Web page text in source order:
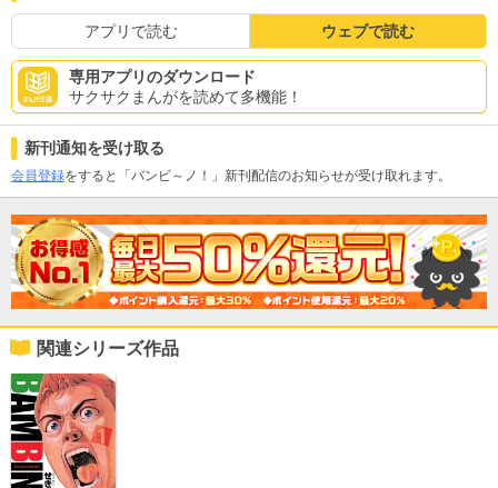
アプリで読む ウェブで読む
専用アプリのダウンロード
サクサクまんがを読めて多機能！
新刊通知を受け取る
会員登録をすると「バンビ～ノ！」新刊配信のお知らせが受け取れます。
関連シリーズ作品